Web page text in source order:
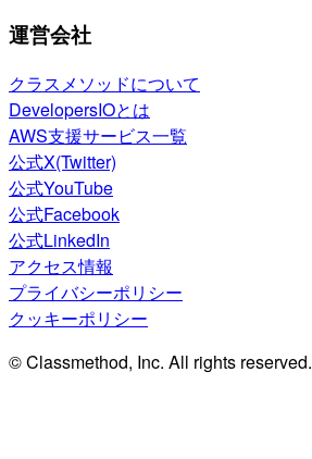
運営会社
クラスメソッドについて
DevelopersIOとは
AWS支援サービス一覧
公式X(Twitter)
公式YouTube
公式Facebook
公式LinkedIn
アクセス情報
プライバシーポリシー
クッキーポリシー
© Classmethod, Inc. All rights reserved.